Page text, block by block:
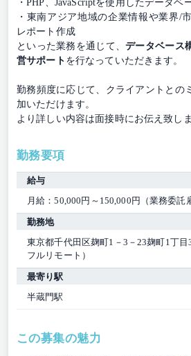
・PHP、JavaScriptを使用したデータベ
・東南アジア地域の企業情報や業界/
レポート作成
といった業務を通じて、データベース
営サポート を行なっていただきます。
勤務頻度に応じて、クライアントとの
加いただけます。
より詳しい内容は面接時にお伝え致しま
勤務要項
給与
月給：50,000円～150,000円（業務委託
勤務地
東京都千代田区麹町1－3－23麹町1丁
フルリモート）
最寄り駅
半蔵門駅
この募集の魅力